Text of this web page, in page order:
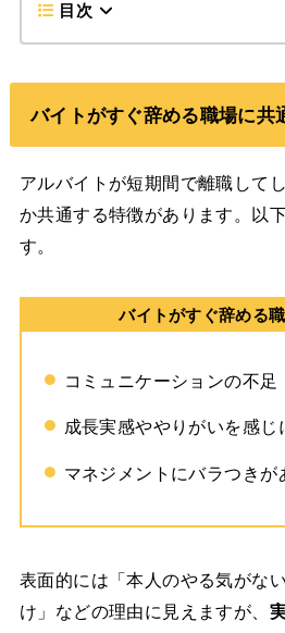
目次
バイトがすぐ辞める職場に共
アルバイトが短期間で離職して
か共通する特徴があります。以
す。
バイトがすぐ辞める
コミュニケーションの不足
成長実感ややりがいを感じ
マネジメントにバラつきが
表面的には「本人のやる気がな
け」などの理由に見えますが、